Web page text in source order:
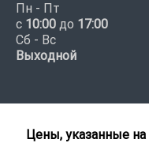
Пн - Пт
с 10:00 до 17:00
Сб - Вс
Выходной
Цены, указанные на